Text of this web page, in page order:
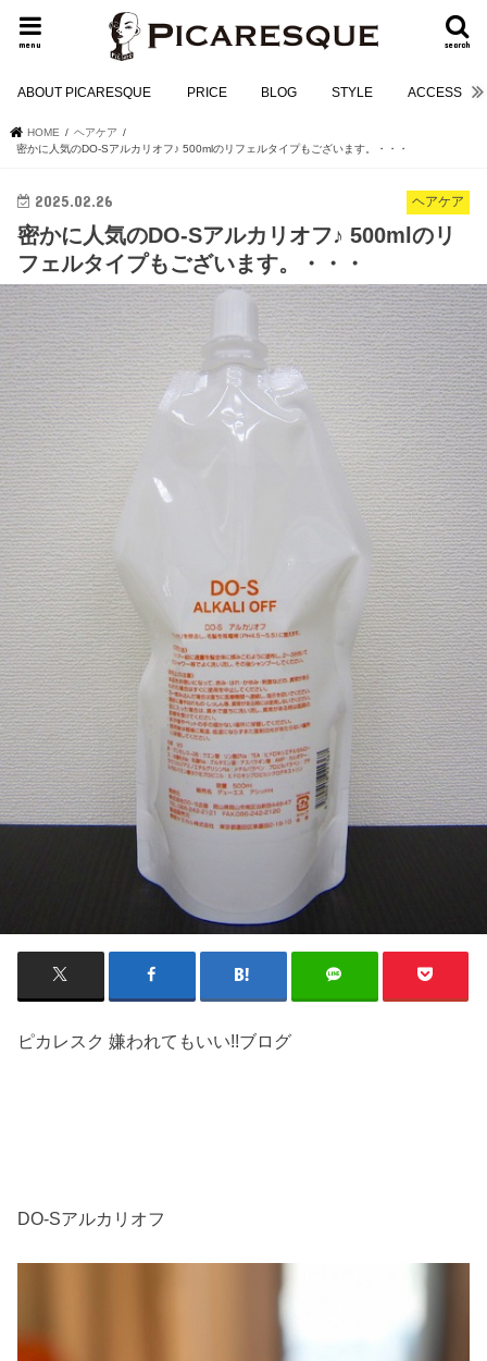
search
menu
ABOUT PICARESQUE PRICE BLOG STYLE ACCESS
HOME
ヘアケア
密かに人気のDO-Sアルカリオフ♪ 500mlのリフェルタイプもございます。・・・
ヘアケア
2025.02.26
密かに人気のDO-Sアルカリオフ♪ 500mlのリ
フェルタイプもございます。・・・
ピカレスク 嫌われてもいい!!ブログ
DO-Sアルカリオフ